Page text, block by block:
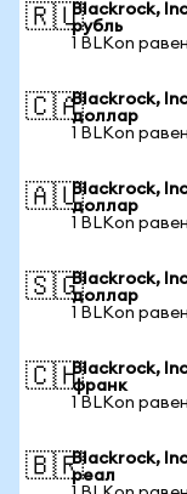
🇷🇺Blackrock,
рубль
1 BLKon
🇨🇦Blackrock,
доллар
1 BLKon
🇦🇺Blackrock,
доллар
1 BLKon
🇸🇬Blackrock,
доллар
1 BLKon
🇨🇭Blackrock,
франк
1 BLKon
🇧🇷Blackrock,
реал